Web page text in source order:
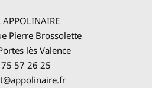
APPOLINAIRE
Pierre Brossolette
lès Valence
57 26 25